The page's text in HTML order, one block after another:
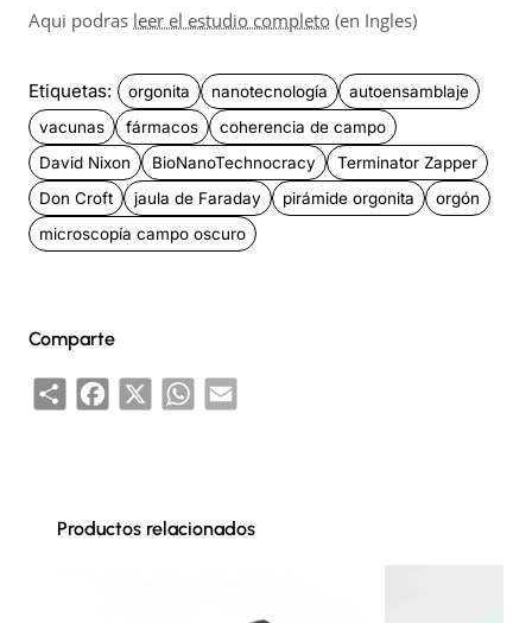
Aqui podras leer el estudio completo (en Ingles)
Etiquetas: orgonita nanotecnología
autoensamblaje
vacunas
fármacos
coherencia de campo
David Nixon
BioNanoTechnocracy
Terminator Zapper
Don Croft
jaula de Faraday pirámide orgonita
orgón
microscopía campo oscuro
Comparte
ShareFacebook
X WhatsApp
Email
Productos relacionados